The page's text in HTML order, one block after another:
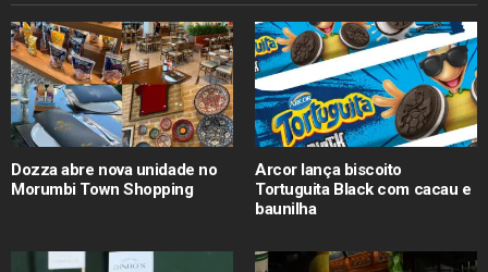
Dozza abre nova unidade no
Morumbi Town Shopping
Arcor lança biscoito
Tortuguita Black com cacau e
baunilha